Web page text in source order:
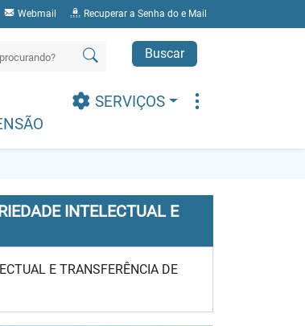
Webmail Recuperar a Senha do e Mail
Buscar
SERVIÇOS
INTELECTUAL E
E TRANSFERÊNCIA DE